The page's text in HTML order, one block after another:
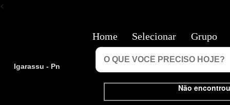
<
Igarassu - Pn
Não
Home Selecionar Grupo